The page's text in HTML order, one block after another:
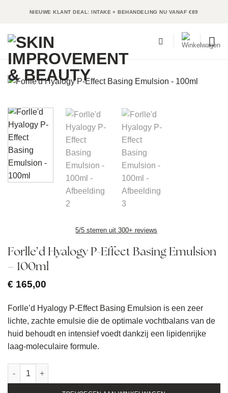
NIEUWE KLANT DEAL: INTAKE + BEHANDELING NU VANAF €89
5/5 sterren uit 300+ reviews
Forlle’d Hyalogy P-Effect Basing Emulsion
– 100ml
€ 165,00
Forlle’d Hyalogy P-Effect Basing Emulsion is een zeer
lichte, zachte emulsie die de optimale vochtbalans van de
huid behoudt en intensief voedt dankzij een lipidenrijke
laag-moleculaire formule.
Forlle'd Hyalogy P-Effect Basing Emulsion - 100ml aantal